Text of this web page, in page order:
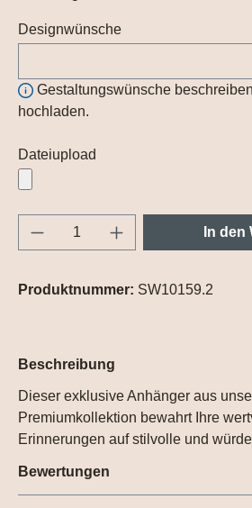
Designwünsche
Gestaltungswünsche
hochladen.
Dateiupload
Produkt Anzahl: Gib den
In den
Produktnummer: SW10159.2
Beschreibung
Dieser exklusive Anhänger aus
Premiumkollektion bewahrt Ihre
Erinnerungen auf stilvolle und
Bewertungen